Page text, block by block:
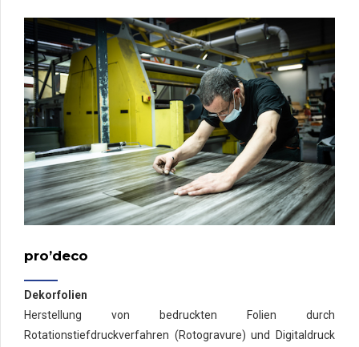
pro’deco
Dekorfolien
Herstellung von bedruckten Folien durch
Rotationstiefdruckverfahren (Rotogravure) und Digitaldruck